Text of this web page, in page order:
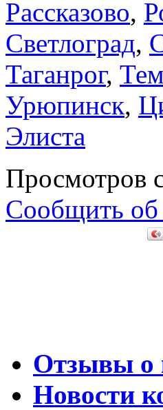
Рассказово,
Светлоград,
Таганрог,
Урюпинск,
Элиста
Просмотров
Сообщить
Отзывы о
Новости